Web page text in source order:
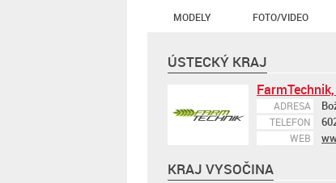
MODELY FOTO/VIDEO
ÚSTECKÝ KRAJ
ADRESA
TELEFON
WEB
KRAJ VYSOČINA